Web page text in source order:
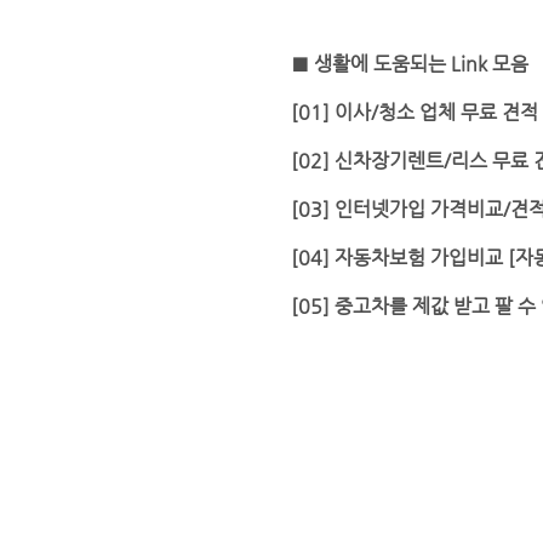
■ 생활에 도움되는 Link 모음
[01] 이사/청소 업체 무료 견
[02] 신차장기렌트/리스 무료
[03] 인터넷가입 가격비교/견
[04] 자동차보험 가입비교 [자
[05] 중고차를 제값 받고 팔